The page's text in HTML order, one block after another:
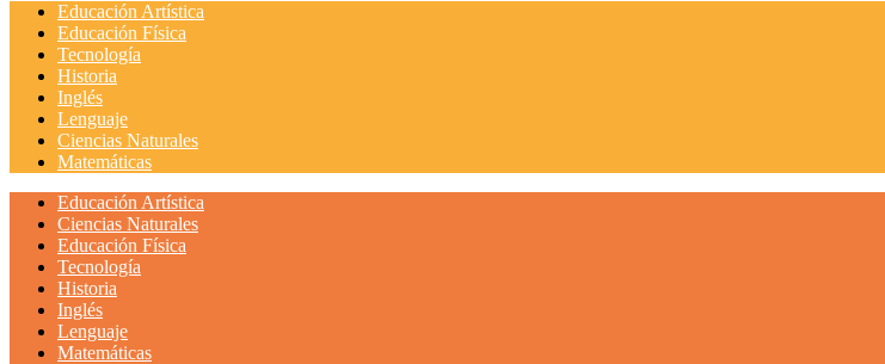
Educación Artística
Educación Física
Tecnología
Historia
Inglés
Lenguaje
Ciencias Naturales
Matemáticas
Educación Artística
Ciencias Naturales
Educación Física
Tecnología
Historia
Inglés
Lenguaje
Matemáticas